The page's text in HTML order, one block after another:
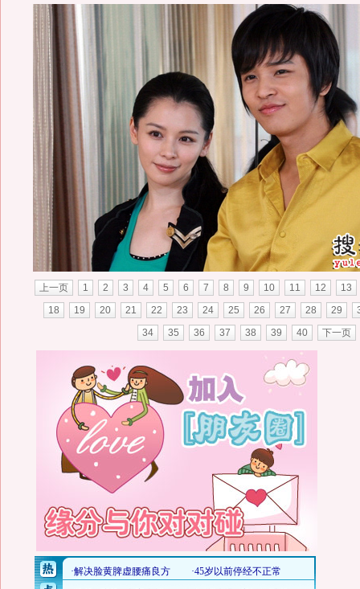
上一页 1 2 3 4 5 6 7 8 9 10 11 12
13
18
19 20 21 22 23 24 25 26 27 28 29
34
35 36 37 38 39 40 下一页